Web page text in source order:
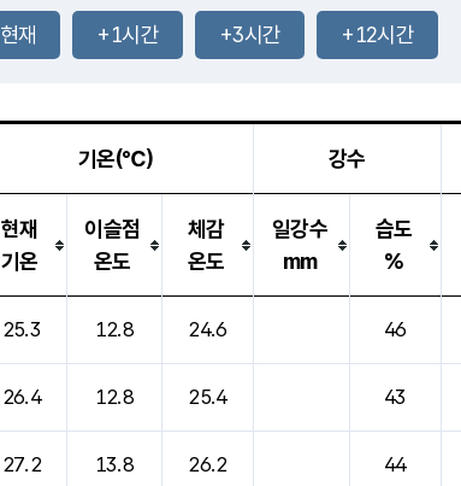
-mm
27.8
℃
29.2℃
0.7m/s
-mm
-mm
현재 +1시간 +3시간 +12시간
기온(℃) 강수
현재
기온
이슬점
온도
체감
온도
일강수
mm
습도
%
25.3 12.8 24.6 46
26.4 12.8 25.4 43
27.2 13.8 26.2 44